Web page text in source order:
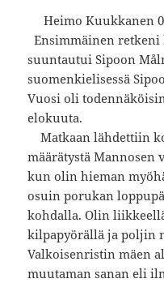
Heimo Kuukkanen
Ensimmäinen
suuntautui Sipoon
suomenkielisessä
Vuosi oli
elokuuta.
Matkaan lähdettiin
määrätystä Mannosen
kun olin hieman
osuin porukan
kohdalla. Olin
kilpapyörällä ja poljin
Valkoisenristin mäen
muutaman sanan eli